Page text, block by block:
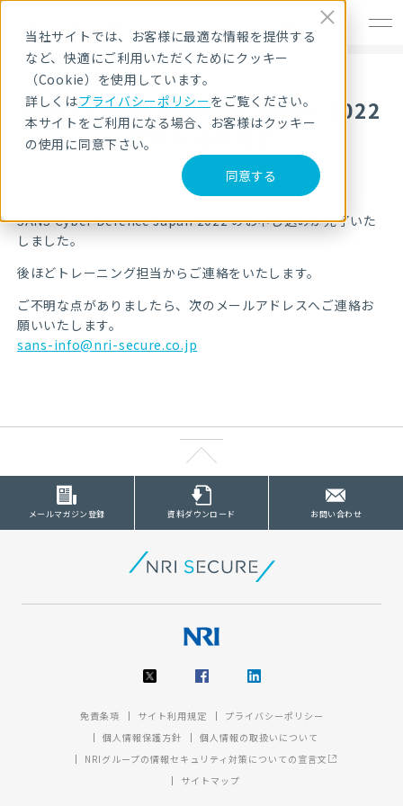
当社サイトでは、お客様に最適な情報を提供する
など、快適にご利用いただくためにクッキー
（Cookie）を使用しています。
詳しくはプライバシーポリシーをご覧ください。
本サイトをご利用になる場合、お客様はクッキー
の使用に同意下さい。
同意する
SANS Cyber Defence Japan 2022
お申し込み完了
SANS Cyber Defence Japan 2022のお申し込みが完了いた
しました。
後ほどトレーニング担当からご連絡をいたします。
ご不明な点がありましたら、次のメールアドレスへご連絡お
願いいたします。
sans-info@nri-secure.co.jp
メールマガジン登録 資料ダウンロード お問い合わせ
免責条項 サイト利用規定
プライバシーポリシー
個人情報保護方針
個人情報の取扱いについて
NRIグループの情報セキュリティ対策についての宣言文
サイトマップ